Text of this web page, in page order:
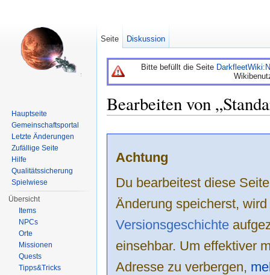
Bitte befüllt die Seite
Bearbeiten von
Achtung
Du bearbeitest diese
Änderung speicherst,
Versionsgeschichte
einsehbar. Um effektiver
Adresse zu verbergen,
Seite Diskussion
Hauptseite
Gemeinschaftsportal
Letzte Änderungen
Zufällige Seite
Hilfe
Qualitätssicherung
Spielwiese
Übersicht
Items
NPCs
Orte
Missionen
Quests
Tipps&Tricks